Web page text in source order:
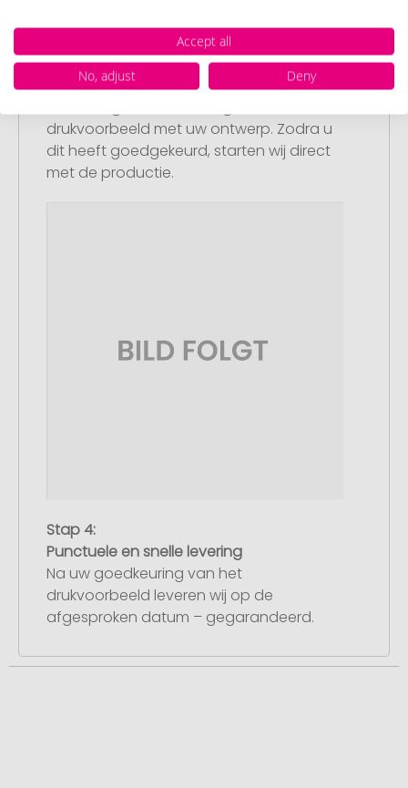
Stap 3:
Artikelvoorbeeld en goedkeuring
drukvoorbeeld met uw ontwerp. Zodra u
dit heeft goedgekeurd, starten wij direct
met de productie.
Stap 4:
Punctuele en snelle levering
Na uw goedkeuring van het
drukvoorbeeld leveren wij op de
afgesproken datum – gegarandeerd.
Accept all
No, adjust
Deny